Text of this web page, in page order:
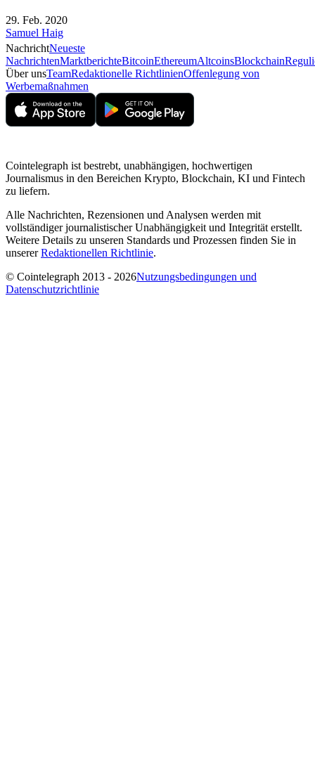
29. Feb. 2020
Samuel Haig
NachrichtNeueste
NachrichtenMarktberichteBitcoinEthereumAltcoinsBlockchain
Über unsTeamRedaktionelle RichtlinienOffenlegung von
Werbemaßnahmen
Cointelegraph ist bestrebt, unabhängigen, hochwertigen
Journalismus in den Bereichen Krypto, Blockchain, KI und Fintech
zu liefern.
Alle Nachrichten, Rezensionen und Analysen werden mit
vollständiger journalistischer Unabhängigkeit und Integrität erstellt.
Weitere Details zu unseren Standards und Prozessen finden Sie in
unsererRedaktionellen Richtlinie.
© Cointelegraph 2013 - 2026Nutzungsbedingungen und
Datenschutzrichtlinie